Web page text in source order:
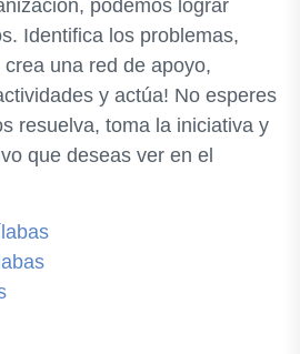
podemos lograr
Identifica los problemas,
una red de apoyo,
y actúa! No esperes
resuelva, toma la iniciativa y
que deseas ver en el